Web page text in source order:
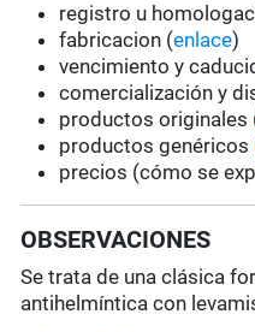
registro u
fabricacion (enlace)
vencimiento y
comercialización y
productos originales
productos genéricos
precios (cómo se
OBSERVACIONES
Se trata de una clásica
antihelmíntica con